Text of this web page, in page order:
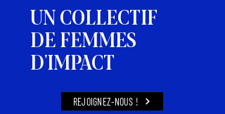
UN COLLECTIF
DE FEMMES
D'IMPACT
REJOIGNEZ-NOUS !